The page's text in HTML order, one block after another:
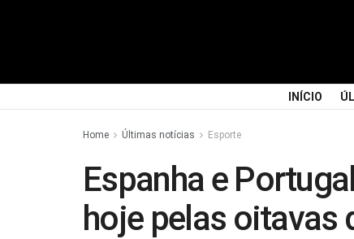
INÍCIO
Home Últimas notícias Esporte
Espanha e
hoje pelas oitavas